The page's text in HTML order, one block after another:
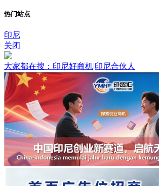
热门站点
印尼
关闭
大家都在搜：印尼好商机|印尼合伙人